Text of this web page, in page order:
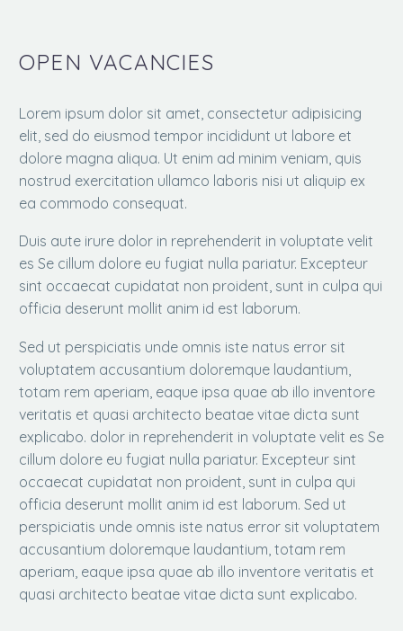
OPEN VACANCIES
Lorem ipsum dolor sit amet, consectetur adipisicing
elit, sed do eiusmod tempor incididunt ut labore et
dolore magna aliqua. Ut enim ad minim veniam, quis
nostrud exercitation ullamco laboris nisi ut aliquip ex
ea commodo consequat.
Duis aute irure dolor in reprehenderit in voluptate velit
es Se cillum dolore eu fugiat nulla pariatur. Excepteur
sint occaecat cupidatat non proident, sunt in culpa qui
officia deserunt mollit anim id est laborum.
Sed ut perspiciatis unde omnis iste natus error sit
voluptatem accusantium doloremque laudantium,
totam rem aperiam, eaque ipsa quae ab illo inventore
veritatis et quasi architecto beatae vitae dicta sunt
explicabo. dolor in reprehenderit in voluptate velit es Se
cillum dolore eu fugiat nulla pariatur. Excepteur sint
occaecat cupidatat non proident, sunt in culpa qui
officia deserunt mollit anim id est laborum. Sed ut
perspiciatis unde omnis iste natus error sit voluptatem
accusantium doloremque laudantium, totam rem
aperiam, eaque ipsa quae ab illo inventore veritatis et
quasi architecto beatae vitae dicta sunt explicabo.